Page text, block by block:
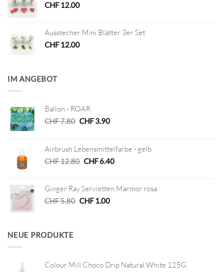
CHF12.00
Ausstecher Mini Blätter 3er Set
CHF12.00
IM ANGEBOT
Ballon - ROAR
CHF7.80 Ursprünglicher
CHF 7.80
CHF3.90Aktueller
CHF 3.90.
Airbrush Lebensmittelfarbe - gelb
CHF12.80 Ursprünglicher
CHF 12.80
CHF6.40Aktueller
CHF 6.40.
Ginger Ray Servietten Marmor rosa
CHF5.80 Ursprünglicher
CHF1.00Aktueller
NEUE PRODUKTE
Colour Mill Choco Drip Natural White 125G